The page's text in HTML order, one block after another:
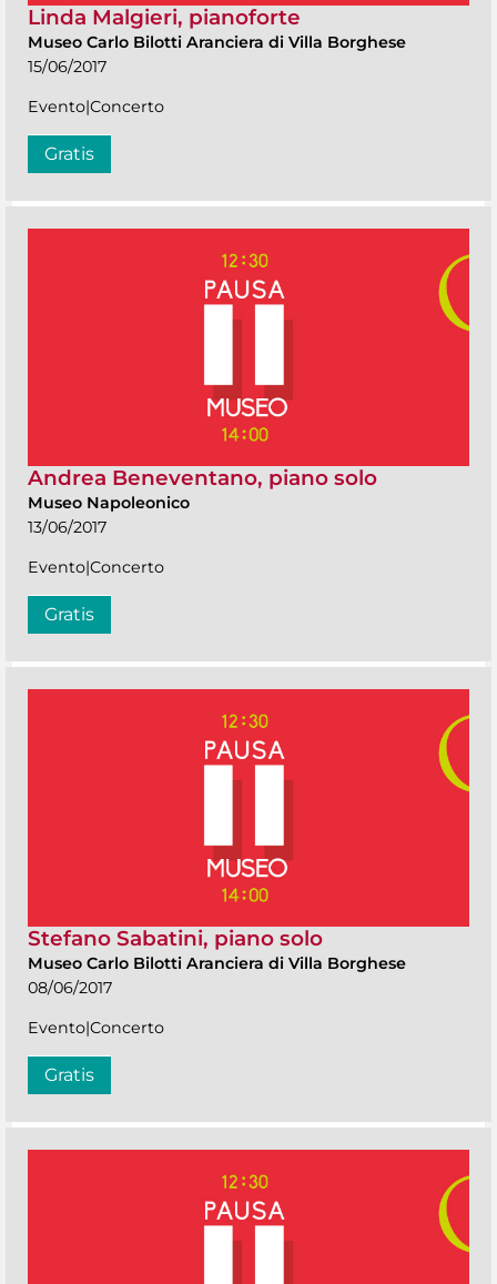
Linda Malgieri, pianoforte
Museo Carlo Bilotti Aranciera di Villa Borghese
15/06/2017
Evento|Concerto
Gratis
Andrea Beneventano, piano solo
Museo Napoleonico
13/06/2017
Evento|Concerto
Gratis
Stefano Sabatini, piano solo
Museo Carlo Bilotti Aranciera di Villa Borghese
08/06/2017
Evento|Concerto
Gratis